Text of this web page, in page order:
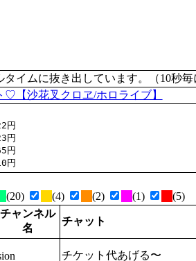
ムに抜き出しています。（10秒毎
♡【沙花叉クロヱ/ホロライブ】
円
円
(20) (4) (2) (1) (5)
チャンネル
名
チャット
チケット代あげる〜